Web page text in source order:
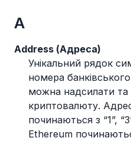
A
Address (Адреса)
Унікальний рядок
номера
можна надсилати
криптовалюту.
починаються з “1”,
Ethereum